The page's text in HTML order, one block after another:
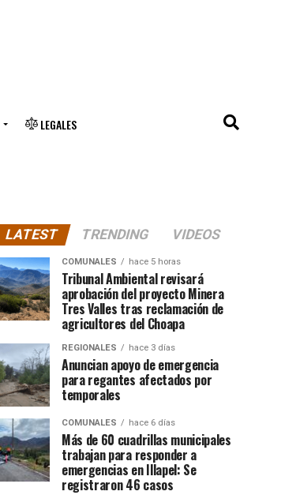
LEGALES
LATEST TRENDING VIDEOS
COMUNALES hace 5 horas
Tribunal Ambiental revisará
aprobación del proyecto Minera
Tres Valles tras reclamación de
agricultores del Choapa
REGIONALES hace 3 días
Anuncian apoyo de emergencia
para regantes afectados por
temporales
COMUNALES hace 6 días
Más de 60 cuadrillas municipales
trabajan para responder a
emergencias en Illapel: Se
registraron 46 casos